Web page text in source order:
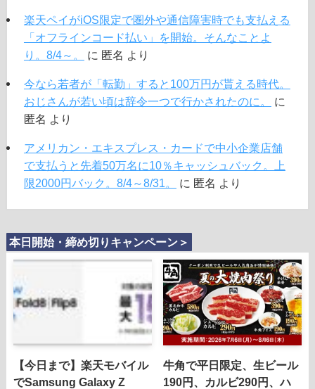
楽天ペイがiOS限定で圏外や通信障害時でも支払える
「オフラインコード払い」を開始。そんなことよ
り。8/4～。
に 匿名 より
今なら若者が「転勤」すると100万円が貰える時代。
おじさんが若い頃は辞令一つで行かされたのに。
に
匿名 より
アメリカン・エキスプレス・カードで中小企業店舗
で支払うと先着50万名に10％キャッシュバック。上
限2000円バック。8/4～8/31。
に 匿名 より
本日開始・締め切りキャンペーン＞
【今日まで】楽天モバイル
でSamsung Galaxy Z
牛角で平日限定、生ビール
190円、カルビ290円、ハ